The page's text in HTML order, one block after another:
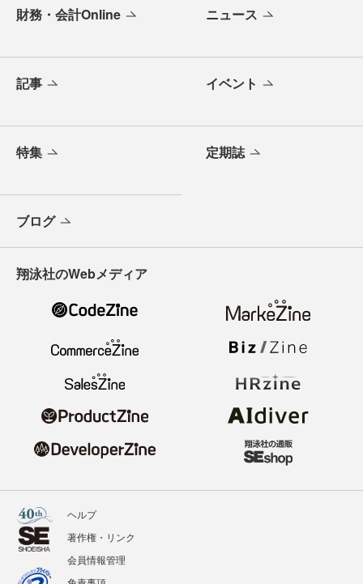
財務・会計Online ニュース
記事 イベント
特集 定期誌
ブログ
翔泳社のWebメディア
ヘルプ
著作権・リンク
会員情報管理